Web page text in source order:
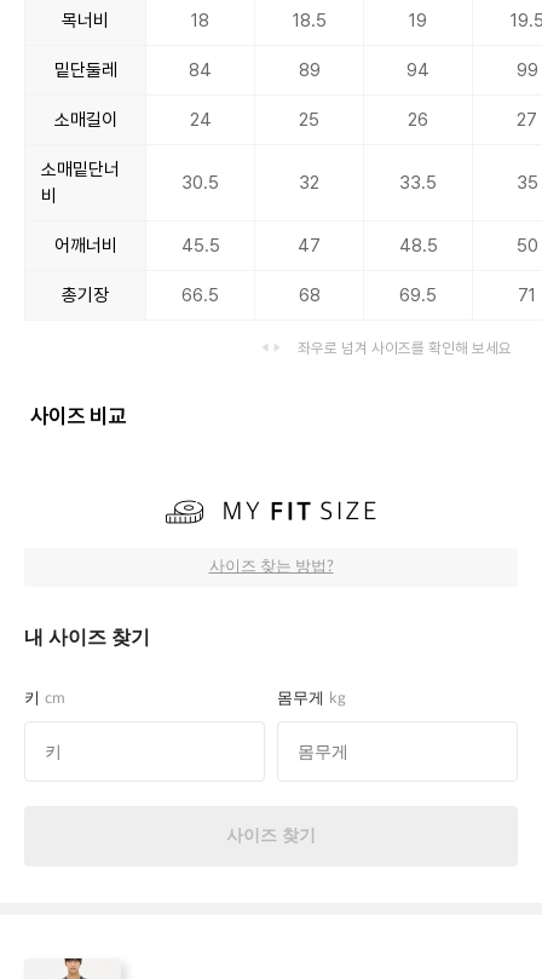
목너비 18 18.5 19
밑단둘레 84 89 94 99
소매길이 24 25 26 27
소매밑단너
비
30.5 32 33.5 35
어깨너비 45.5 47 48.5 50
총기장 66.5 68 69.5 71
좌우로 넘겨 사이즈를 확인해 보세요
사이즈 비교